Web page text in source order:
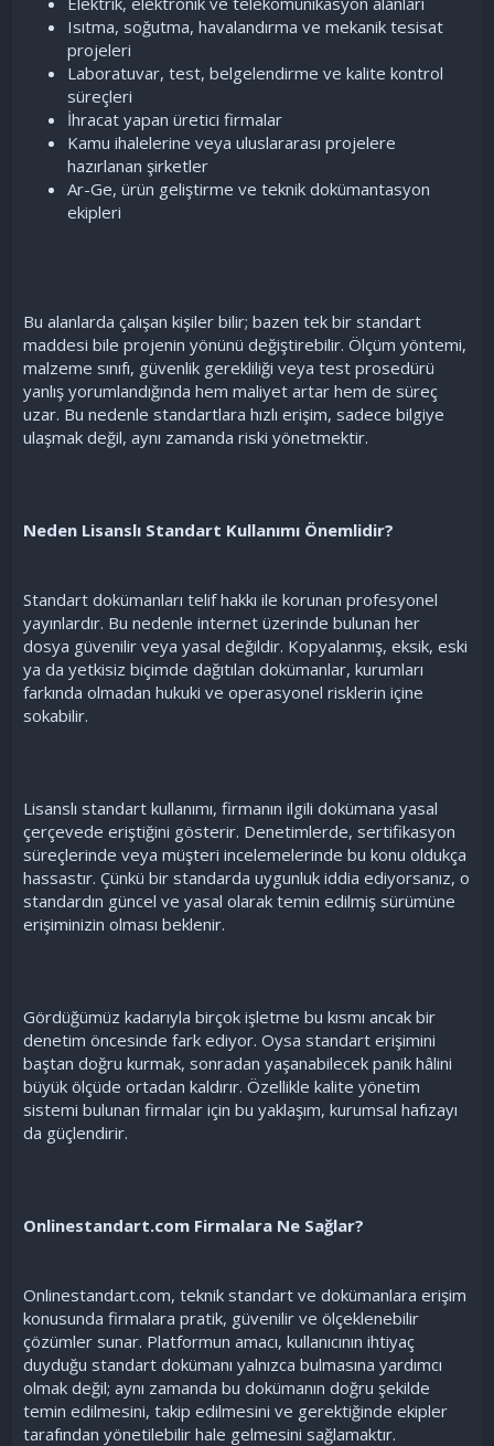
Isıtma, soğutma, havalandırma ve mekanik tesisat
projeleri
Laboratuvar, test, belgelendirme ve kalite kontrol
süreçleri
İhracat yapan üretici firmalar
Kamu ihalelerine veya uluslararası projelere
hazırlanan şirketler
Ar-Ge, ürün geliştirme ve teknik dokümantasyon
ekipleri
Bu alanlarda çalışan kişiler bilir; bazen tek bir standart
maddesi bile projenin yönünü değiştirebilir. Ölçüm yöntemi,
malzeme sınıfı, güvenlik gerekliliği veya test prosedürü
yanlış yorumlandığında hem maliyet artar hem de süreç
uzar. Bu nedenle standartlara hızlı erişim, sadece bilgiye
ulaşmak değil, aynı zamanda riski yönetmektir.
Neden Lisanslı Standart Kullanımı Önemlidir?
Standart dokümanları telif hakkı ile korunan profesyonel
yayınlardır. Bu nedenle internet üzerinde bulunan her
dosya güvenilir veya yasal değildir. Kopyalanmış, eksik, eski
ya da yetkisiz biçimde dağıtılan dokümanlar, kurumları
farkında olmadan hukuki ve operasyonel risklerin içine
sokabilir.
Lisanslı standart kullanımı, firmanın ilgili dokümana yasal
çerçevede eriştiğini gösterir. Denetimlerde, sertifikasyon
süreçlerinde veya müşteri incelemelerinde bu konu oldukça
hassastır. Çünkü bir standarda uygunluk iddia ediyorsanız, o
standardın güncel ve yasal olarak temin edilmiş sürümüne
erişiminizin olması beklenir.
Gördüğümüz kadarıyla birçok işletme bu kısmı ancak bir
denetim öncesinde fark ediyor. Oysa standart erişimini
baştan doğru kurmak, sonradan yaşanabilecek panik hâlini
büyük ölçüde ortadan kaldırır. Özellikle kalite yönetim
sistemi bulunan firmalar için bu yaklaşım, kurumsal hafızayı
da güçlendirir.
Onlinestandart.com Firmalara Ne Sağlar?
Onlinestandart.com, teknik standart ve dokümanlara erişim
konusunda firmalara pratik, güvenilir ve ölçeklenebilir
çözümler sunar. Platformun amacı, kullanıcının ihtiyaç
duyduğu standart dokümanı yalnızca bulmasına yardımcı
olmak değil; aynı zamanda bu dokümanın doğru şekilde
temin edilmesini, takip edilmesini ve gerektiğinde ekipler
tarafından yönetilebilir hale gelmesini sağlamaktır.